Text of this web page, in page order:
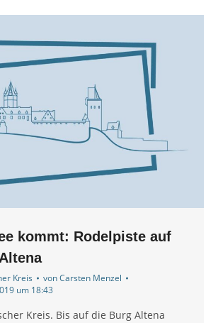
kommt: Rodelpiste auf
Kreis vonCarsten Menzel
um 18:43
Kreis. Bis auf die Burg Altena